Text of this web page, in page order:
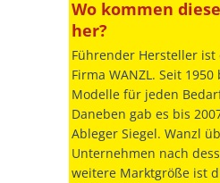
Wo kommen
her?
Führender Hersteller
Firma WANZL. Seit
Modelle für jeden
Daneben gab es bis
Ableger Siegel. Wanzl
Unternehmen nach
weitere Marktgröße ist